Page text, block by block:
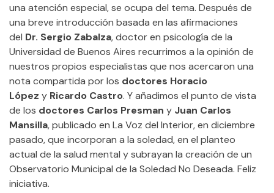
una atención especial, se ocupa del tema. Después de
una breve introducción basada en las afirmaciones
del Dr. Sergio Zabalza, doctor en psicología de la
Universidad de Buenos Aires recurrimos a la opinión de
nuestros propios especialistas que nos acercaron una
nota compartida por los doctores Horacio
López y Ricardo Castro. Y añadimos el punto de vista
de los doctores Carlos Presman y Juan Carlos
Mansilla, publicado en La Voz del Interior, en diciembre
pasado, que incorporan a la soledad, en el planteo
actual de la salud mental y subrayan la creación de un
Observatorio Municipal de la Soledad No Deseada. Feliz
iniciativa.